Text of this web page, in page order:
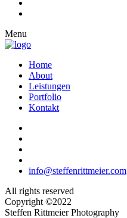
Menu
Home
About
Leistungen
Portfolio
Kontakt
info@steffenrittmeier.com
All rights reserved
Copyright ©2022
Steffen Rittmeier Photography